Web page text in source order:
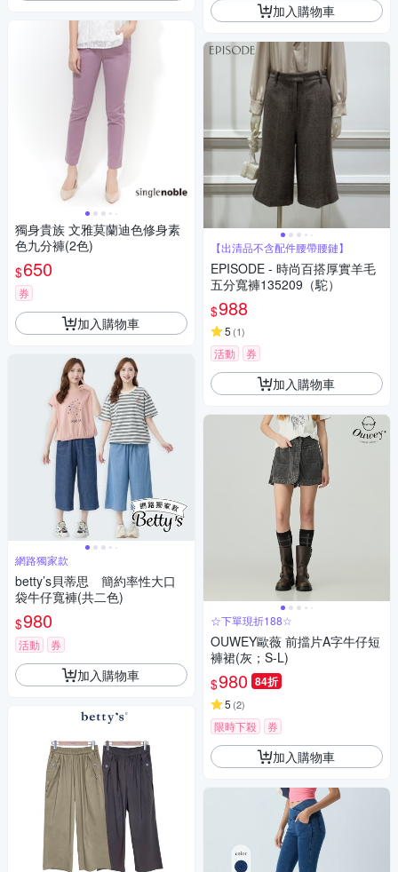
獨身貴族 文雅莫蘭迪色修身素
色九分褲(2色)
$650
券
加入購物車
網路獨家款
betty’s貝蒂思 簡約率性大口
袋牛仔寬褲(共二色)
$980
活動 券
加入購物車
加入購物車
【出清品不含配件腰帶腰鏈】
EPISODE - 時尚百搭厚實羊毛
五分寬褲135209（駝）
$988
5 (1)
活動 券
加入購物車
☆下單現折188☆
OUWEY歐薇 前擋片A字牛仔短
褲裙(灰；S-L)
$980 84折
5 (2)
限時下殺 券
加入購物車